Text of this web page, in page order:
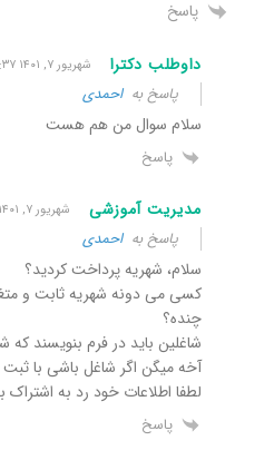
پاسخ
داوطلب دکترا شهریور ۷, ۱۴۰۱ ۱:۳۷ ب٫ظ
پاسخ بهاحمدی
سلام سوال من هم هست
پاسخ
مدیریت آموزشی شهریور ۷, ۱۴۰۱ ۵:۱۷ ب٫ظ
پاسخ بهاحمدی
سلام، شهریه پرداخت کردید؟
کسی می دونه شهریه ثابت و
چنده؟
شاغلین باید در فرم بنویسند
آخه میگن اگر شاغل باشی با
لطفا اطلاعات خود رد به اشتراک
پاسخ